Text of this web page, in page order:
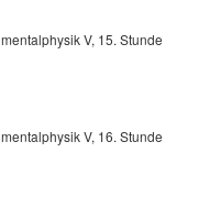
V, 15. Stunde
V, 16. Stunde